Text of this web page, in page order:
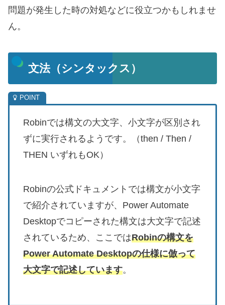
問題が発生した時の対処などに役立つかもしれませ
ん。
文法（シンタックス）
Robinでは構文の大文字、小文字が区別され
ずに実行されるようです。（then / Then /
THEN いずれもOK）
Robinの公式ドキュメントでは構文が小文字
で紹介されていますが、Power Automate
Desktopでコピーされた構文は大文字で記述
されているため、ここではRobinの構文を
Power Automate Desktopの仕様に倣って
大文字で記述しています。